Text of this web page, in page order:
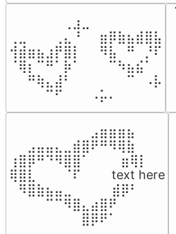
⠀⠀⠀⠀⠀⠀⢀⣰⣀⠀⠀⠀⠀⠀⠀⠀⠀
⢀⣀⠀⠀⠀⢀⣄⠘⠀⠀⣶⡿⣷⣦⣾⣿⣧
⢺⣾⣶⣦⣰⡟⣿⡇⠀⠀⠻⣧⠀⠛⠀⡘⠏
⠈⢿⡆⠉⠛⠁⡷⠁⠀⠀⠀⠉⠳⣦⣮⠁⠀
⠀⠀⠛⢷⣄⣼⠃⠀⠀⠀⠀⠀⠀⠉⠀⠠⡧
⠀⠀⠀⠀⠉⠋⠀⠀⠀⠠⡥⠄⠀⠀⠀⠀⠀
⠀⠀⠀⠀⠀⠀⠀⠀⠀⣠⣶⣶⣶⣦⠀⠀
⠀⠀⣠⣤⣤⣄⣀⣾⣿⠟⠛⠻⢿⣷⠀
⢰⣿⡿⠛⠙⠻⣿⣿⠁⠀⠀ ⠀⣶⢿⡇
⢿⣿⣇⠀⠀⠀⠈⠏⠀⠀⠀ text here
⠀⠻⣿⣷⣦⣤⣀⠀⠀⠀ ⠀⣾⡿⠃⠀
⠀⠀⠀⠀⠉⠉⠻⣿⣄⣴⣿⠟⠀⠀⠀
⠀⠀⠀⠀⠀⠀⠀⠀⣿⡿⠟⠁⠀⠀⠀